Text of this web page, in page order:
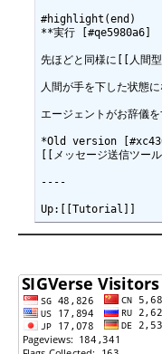
#highlight(end)
**実行 [#qe5980a6]
先ほどと同様に[[人間型
人間が手を下した状態
エージェントがお辞儀を
*Old version
[[メッセージ送信ツ
----